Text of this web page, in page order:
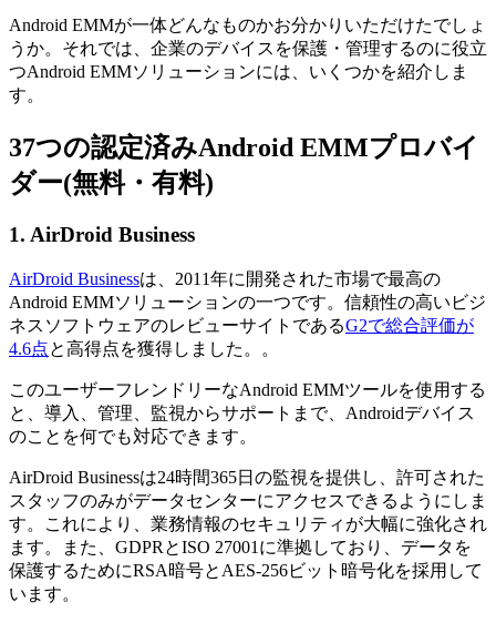
Android EMMが一体どんなものかお分かりいただけたでしょ
うか。それでは、企業のデバイスを保護・管理するのに役立
つAndroid EMMソリューションには、いくつかを紹介しま
す。
37つの認定済みAndroid EMMプロバイ
ダー(無料・有料)
1. AirDroid Business
AirDroid Businessは、2011年に開発された市場で最高の
Android EMMソリューションの一つです。信頼性の高いビジ
ネスソフトウェアのレビューサイトであるG2で総合評価が
4.6点と高得点を獲得しました。。
このユーザーフレンドリーなAndroid EMMツールを使用する
と、導入、管理、監視からサポートまで、Androidデバイス
のことを何でも対応できます。
AirDroid Businessは24時間365日の監視を提供し、許可された
スタッフのみがデータセンターにアクセスできるようにしま
す。これにより、業務情報のセキュリティが大幅に強化され
ます。また、GDPRとISO 27001に準拠しており、データを
保護するためにRSA暗号とAES-256ビット暗号化を採用して
います。